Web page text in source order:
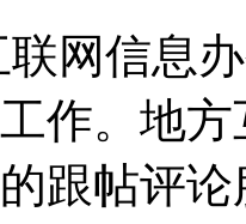
网信息
作。地
跟帖评